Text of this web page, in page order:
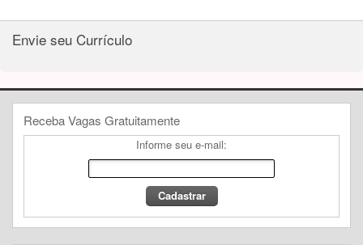
Envie seu Currículo
Receba Vagas Gratuitamente
Informe seu e-mail: